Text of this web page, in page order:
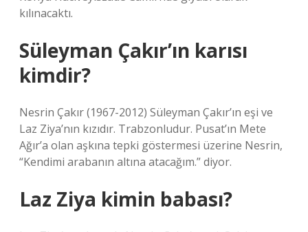
kılınacaktı.
Süleyman Çakır’ın karısı
kimdir?
Nesrin Çakır (1967-2012) Süleyman Çakır’ın eşi ve
Laz Ziya’nın kızıdır. Trabzonludur. Pusat’ın Mete
Ağır’a olan aşkına tepki göstermesi üzerine Nesrin,
“Kendimi arabanın altına atacağım.” diyor.
Laz Ziya kimin babası?